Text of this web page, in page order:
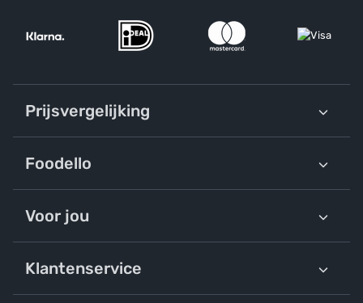
Prijsvergelijking
Foodello
Voor jou
Klantenservice